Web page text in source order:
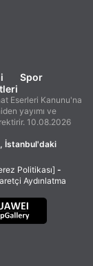
Spor
Eserleri Kanunu'na
yayımı ve
10.08.2026
İstanbul'daki
Politikası] -
Aydınlatma